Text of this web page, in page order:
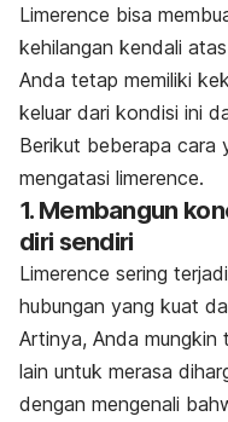
Limerence bisa
kehilangan kendali
Anda tetap memiliki
keluar dari kondisi ini
Berikut beberapa cara
mengatasi limerence.
1. Membangun
diri sendiri
Limerence sering
hubungan yang kuat
Artinya, Anda mungkin
lain untuk merasa
dengan mengenali